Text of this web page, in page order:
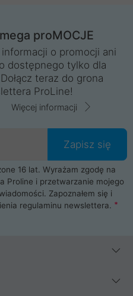
proMOCJE
o promocji ani
dostępnego tylko dla
teraz do grona
ProLine!
Więcej informacji
Zapisz się
16 lat. Wyrażam zgodę na
Proline i przetwarzanie mojego
Zapoznałem się i
regulaminu newslettera.